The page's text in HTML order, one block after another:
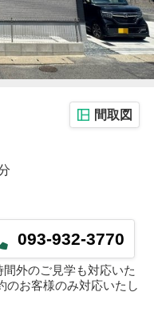
間取図
093-932-3770
外のご見学も対応いた
のお客様のみ対応いたし